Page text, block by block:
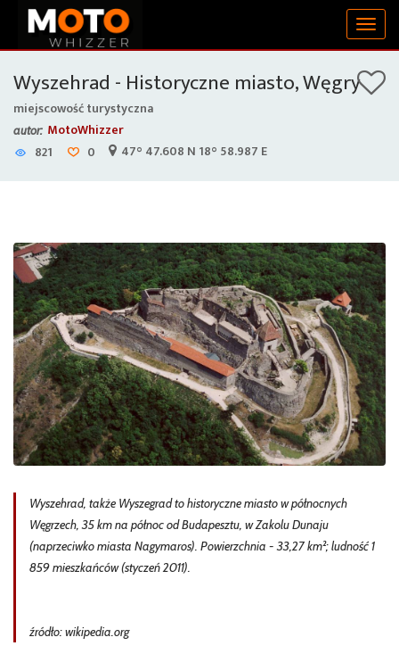
Wyszehrad - Historyczne miasto, Węgry
miejscowość turystyczna
autor: MotoWhizzer
821
0 47° 47.608 N 18° 58.987 E
Wyszehrad, także Wyszegrad to historyczne miasto w północnych
Węgrzech, 35 km na północ od Budapesztu, w Zakolu Dunaju
(naprzeciwko miasta Nagymaros). Powierzchnia - 33,27 km²; ludność 1
859 mieszkańców (styczeń 2011).
źródło: wikipedia.org